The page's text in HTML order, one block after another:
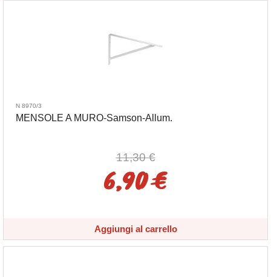
N 8970/3
MENSOLE A MURO-Samson-Allum.
11,30 €
6,90 €
Aggiungi al carrello